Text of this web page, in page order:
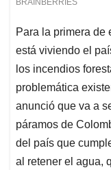
Para la primera de
está viviendo el
los incendios
problemática
anunció que va a
páramos de
del país que
al retener el agua,